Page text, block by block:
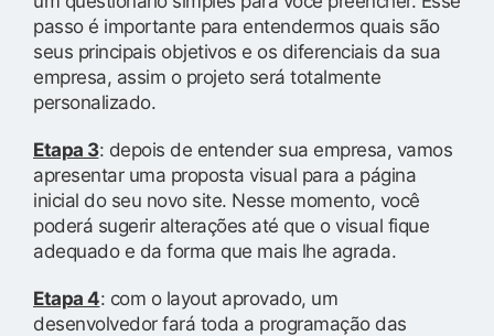
passo é importante para entendermos quais são
seus principais objetivos e os diferenciais da sua
empresa, assim o projeto será totalmente
personalizado.
Etapa 3: depois de entender sua empresa, vamos
apresentar uma proposta visual para a página
inicial do seu novo site. Nesse momento, você
poderá sugerir alterações até que o visual fique
adequado e da forma que mais lhe agrada.
Etapa 4: com o layout aprovado, um
desenvolvedor fará toda a programação das